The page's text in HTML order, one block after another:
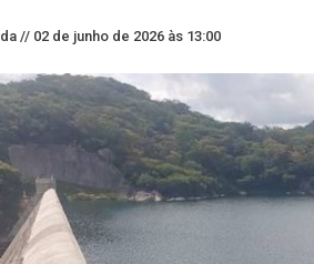
// 02 de junho de 2026 às 13:00